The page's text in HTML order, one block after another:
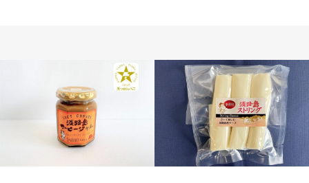
チーズ